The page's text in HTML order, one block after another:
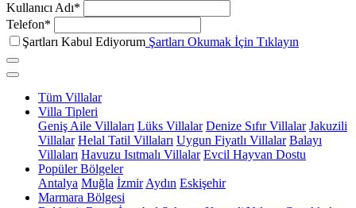
Kullanıcı Adı*
Telefon*
Şartları Kabul Ediyorum Şartları Okumak İçin Tıklayın
Tüm Villalar
Villa Tipleri
Geniş Aile Villaları Lüks Villalar Denize Sıfır Villalar Jakuzili
Villalar Helal Tatil Villaları Uygun Fiyatlı Villalar Balayı
Villaları Havuzu Isıtmalı Villalar Evcil Hayvan Dostu
Popüler Bölgeler
Antalya Muğla İzmir Aydın Eskişehir
Marmara Bölgesi